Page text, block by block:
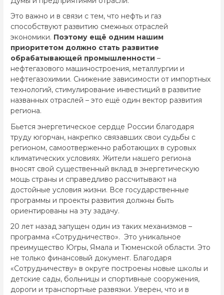
Это важно и в связи с тем, что нефть и газ
способствуют развитию смежных отраслей
экономики. Поэтому ещё одним нашим
приоритетом должно стать развитие
обрабатывающей промышленности –
нефтегазового машиностроения, металлургии и
нефтегазохимии. Снижение зависимости от импортных
технологий, стимулирование инвестиций в развитие
названных отраслей – это ещё один вектор развития
региона.
Бьется энергетическое сердце России благодаря
труду югорчан, накрепко связавших свои судьбы с
регионом, самоотверженно работающих в суровых
климатических условиях. Жители нашего региона
вносят свой существенный вклад в энергетическую
мощь страны и справедливо рассчитывают на
достойные условия жизни. Все государственные
программы и проекты развития должны быть
ориентированы на эту задачу.
20 лет назад запущен один из таких механизмов –
программа «Сотрудничество». Это уникальное
преимущество Югры, Ямала и Тюменской области. Это
не только финансовый документ. Благодаря
«Сотрудничеству» в округе построены новые школы и
детские сады, больницы и спортивные сооружения,
дороги и транспортные развязки. Уверен, что и в